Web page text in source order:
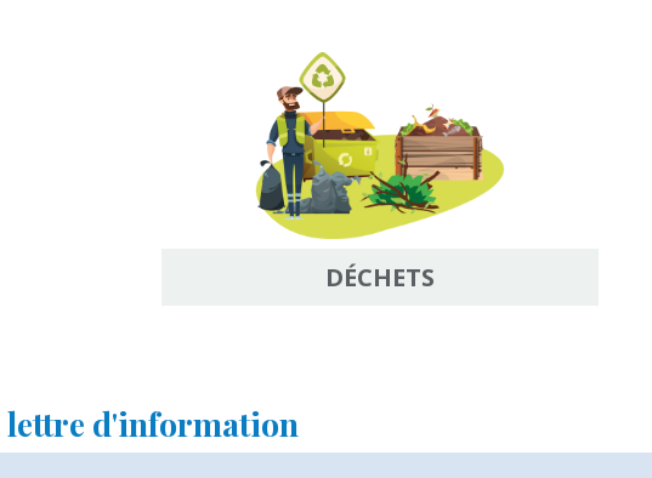
DÉCHETS
lettre d'information